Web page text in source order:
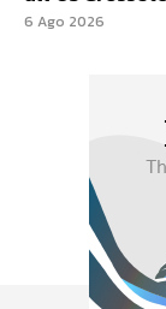
6 Ago 2026